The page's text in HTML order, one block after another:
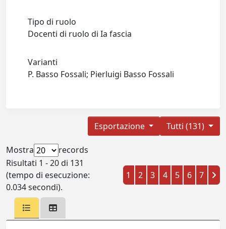
Tipo di ruolo
Docenti di ruolo di Ia fascia
Varianti
P. Basso Fossali; Pierluigi Basso Fossali
Tutti (131)
Esportazione
Mostra
records
Risultati 1 - 20 di 131
(tempo di esecuzione:
0.034 secondi).
1 2 3 4 5 6 7